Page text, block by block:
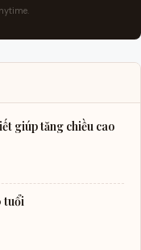
giúp tăng chiều cao
tuổi